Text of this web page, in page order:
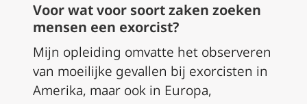
Voor wat voor soort zaken zoeken
mensen een exorcist?
Mijn opleiding omvatte het observeren
van moeilijke gevallen bij exorcisten in
Amerika, maar ook in Europa,